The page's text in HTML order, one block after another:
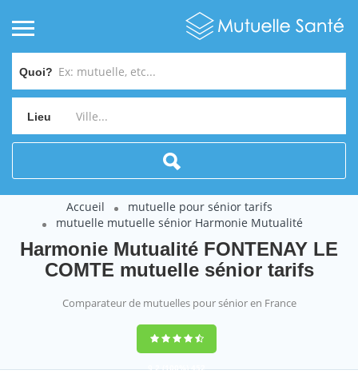
Quoi?
Lieu
Accueil
mutuelle pour sénior tarifs
mutuelle mutuelle sénior Harmonie Mutualité
Harmonie Mutualité FONTENAY LE
COMTE mutuelle sénior tarifs
Comparateur de mutuelles pour sénior en France
9,2(100%)452